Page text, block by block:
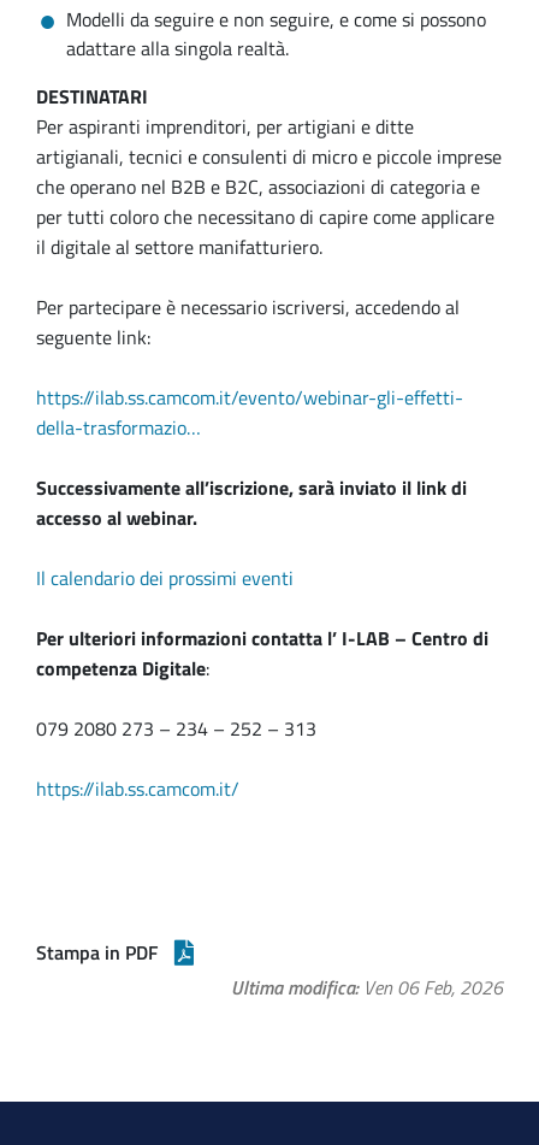
Modelli da seguire e non seguire, e come si possono
adattare alla singola realtà.
DESTINATARI
Per aspiranti imprenditori, per artigiani e ditte
artigianali, tecnici e consulenti di micro e piccole imprese
che operano nel B2B e B2C, associazioni di categoria e
per tutti coloro che necessitano di capire come applicare
il digitale al settore manifatturiero.
Per partecipare è necessario iscriversi, accedendo al
seguente link:
https://ilab.ss.camcom.it/evento/webinar-gli-effetti-
della-trasformazio…
Successivamente all’iscrizione, sarà inviato il link di
accesso al webinar.
Il calendario dei prossimi eventi
Per ulteriori informazioni contatta l’ I-LAB – Centro di
competenza Digitale:
079 2080 273 – 234 – 252 – 313
https://ilab.ss.camcom.it/
Stampa in PDF
Ultima modifica Ven 06 Feb, 2026